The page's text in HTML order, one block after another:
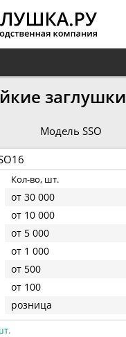
заглушки
Модель SSO
Кол-во, шт.
от 30 000
от 10 000
от 5 000
от 1 000
от 500
от 100
розница